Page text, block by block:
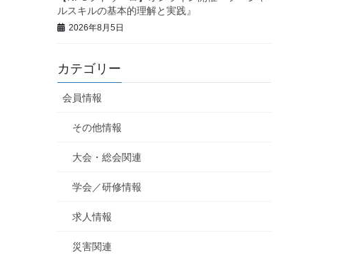
ルスキルの基本的理解と実践』
2026年8月5日
カテゴリー
会員情報
その他情報
大会・総会関連
学会／研修情報
求人情報
災害関連